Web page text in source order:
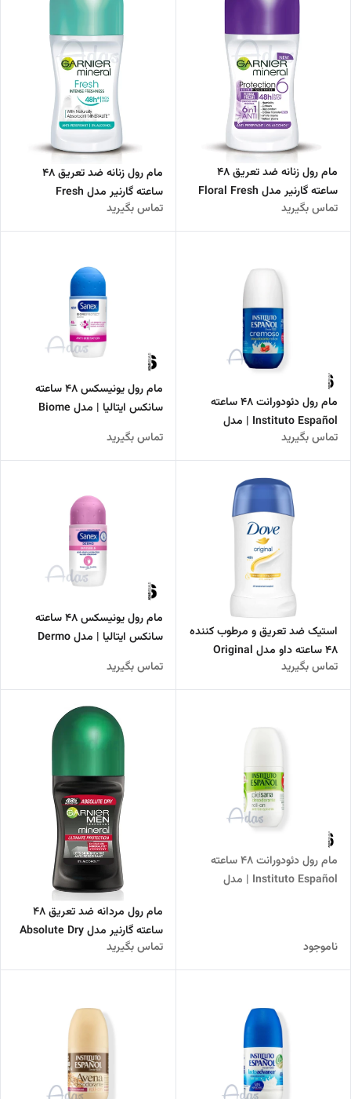
مام رول زنانه ضد تعریق 48
ساعته گارنیر مدل Floral Fresh
تماس بگیرید
مام رول زنانه ضد تعریق 48
ساعته گارنیر مدل Fresh
تماس بگیرید
مام رول دئودورانت 48 ساعته
Instituto Español | مدل
Cremoso کرمی و مرطوب‌کننده
تماس بگیرید
مام رول یونیسکس 48 ساعته
سانکس ایتالیا | مدل Biome
Protect
تماس بگیرید
استیک ضد تعریق و مرطوب کننده
48 ساعته داو مدل Original
تماس بگیرید
مام رول یونیسکس 48 ساعته
سانکس ایتالیا | مدل Dermo
Invisible
تماس بگیرید
مام رول دئودورانت 48 ساعته
Instituto Español | مدل
ناموجود
مام رول مردانه ضد تعریق 48
ساعته گارنیر مدل Absolute Dry
تماس بگیرید